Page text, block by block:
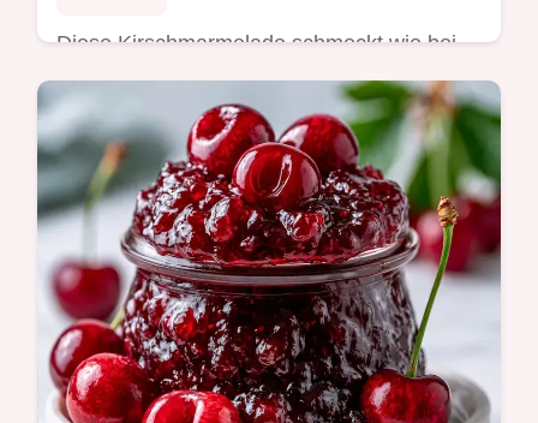
Diese Kirschmarmelade schmeckt wie bei
Oma. Zaubern Sie Hausgemachte
Kirschmarmelade mit unserem
Portionsrechner. In 65 Minuten zum
fruchtigen Genuss.